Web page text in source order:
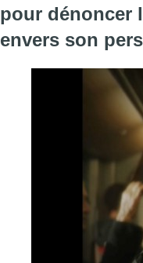
pour dénoncer
envers son